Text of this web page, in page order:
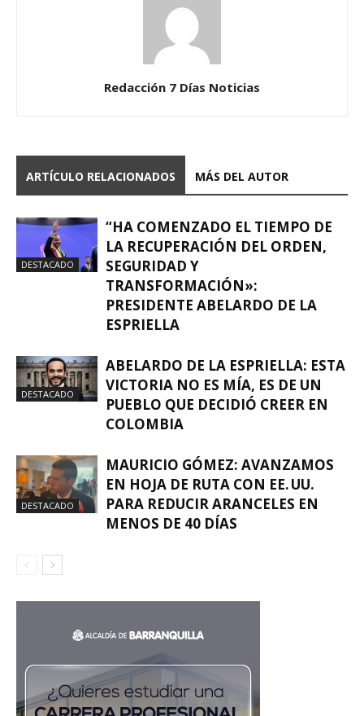
Redacción 7 Días Noticias
ARTÍCULO RELACIONADOS MÁS DEL AUTOR
DESTACADO
“HA COMENZADO EL TIEMPO DE
LA RECUPERACIÓN DEL ORDEN,
SEGURIDAD Y
TRANSFORMACIÓN»:
PRESIDENTE ABELARDO DE LA
ESPRIELLA
DESTACADO
ABELARDO DE LA ESPRIELLA: ESTA
VICTORIA NO ES MÍA, ES DE UN
PUEBLO QUE DECIDIÓ CREER EN
COLOMBIA
DESTACADO
MAURICIO GÓMEZ: AVANZAMOS
EN HOJA DE RUTA CON EE. UU.
PARA REDUCIR ARANCELES EN
MENOS DE 40 DÍAS